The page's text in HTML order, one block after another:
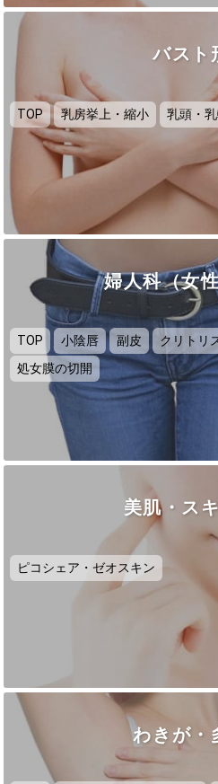
バスト
TOP 乳房挙上・縮小 乳頭・
婦人科（女
TOP 小陰唇 副皮 クリトリ
処女膜の切開
美肌・ス
ピコシェア・ゼオスキン
わきが・